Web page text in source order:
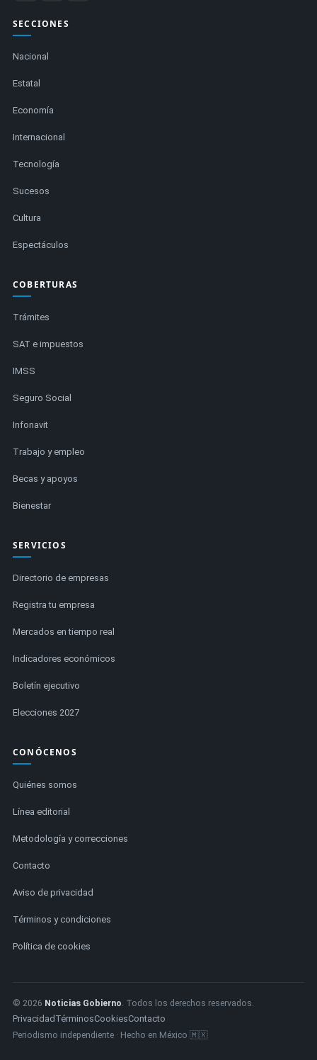
SECCIONES
Nacional
Estatal
Economía
Internacional
Tecnología
Sucesos
Cultura
Espectáculos
COBERTURAS
Trámites
SAT e impuestos
IMSS
Seguro Social
Infonavit
Trabajo y empleo
Becas y apoyos
Bienestar
SERVICIOS
Directorio de empresas
Registra tu empresa
Mercados en tiempo real
Indicadores económicos
Boletín ejecutivo
Elecciones 2027
CONÓCENOS
Quiénes somos
Línea editorial
Metodología y correcciones
Contacto
Aviso de privacidad
Términos y condiciones
Política de cookies
© 2026 Noticias Gobierno. Todos los derechos reservados.
Privacidad TérminosCookiesContacto
Periodismo independiente · Hecho en México 🇲🇽